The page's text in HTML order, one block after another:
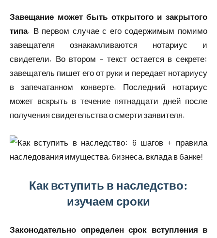
Завещание может быть открытого и закрытого
типа. В первом случае с его содержимым помимо
завещателя ознакамливаются нотариус и
свидетели. Во втором – текст остается в секрете:
завещатель пишет его от руки и передает нотариусу
в запечатанном конверте. Последний нотариус
может вскрыть в течение пятнадцати дней после
получения свидетельства о смерти заявителя.
Как вступить в наследство:
изучаем сроки
Законодательно определен срок вступления в